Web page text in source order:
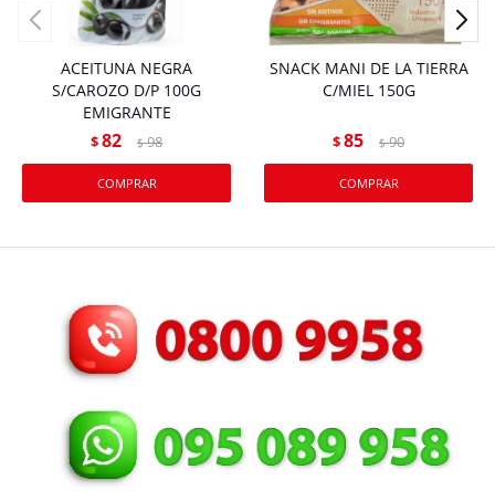
ACEITUNA NEGRA
S/CAROZO D/P 100G
EMIGRANTE
$82 $ 98
SNACK MANI DE LA TIERRA
C/MIEL 150G
$85 $ 90